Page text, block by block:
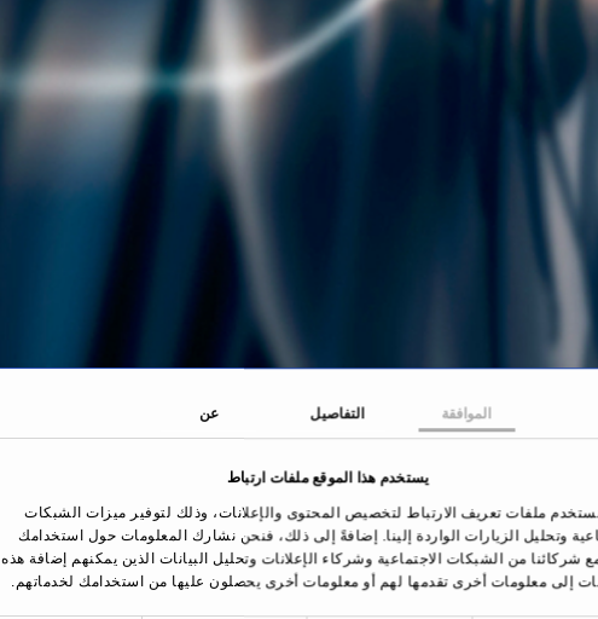
الموافقة التفاصيل عن
يستخدم هذا الموقع ملفات ارتباط
ملفات تعريف الارتباط لتخصيص المحتوى والإعلانات، وذلك لتوفير ميزات الشبكات
وتحليل الزيارات الواردة إلينا. إضافةً إلى ذلك، فنحن نشارك المعلومات حول استخدامك
شركائنا من الشبكات الاجتماعية وشركاء الإعلانات وتحليل البيانات الذين يمكنهم إضافة هذه
إلى معلومات أخرى تقدمها لهم أو معلومات أخرى يحصلون عليها من استخدامك لخدماتهم.